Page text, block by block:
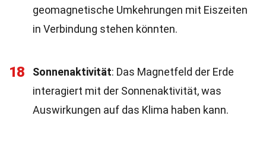
geomagnetische Umkehrungen mit Eiszeiten
in Verbindung stehen könnten.
18 Sonnenaktivität: Das Magnetfeld der Erde
interagiert mit der Sonnenaktivität, was
Auswirkungen auf das Klima haben kann.